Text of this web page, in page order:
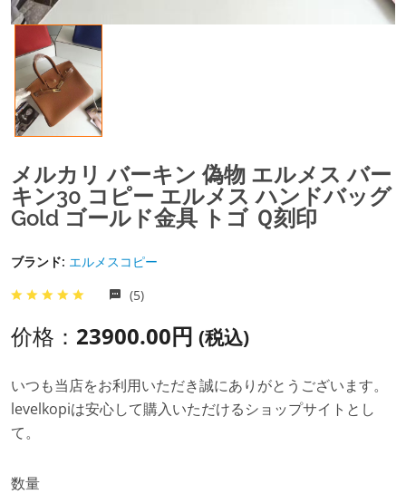
メルカリ バーキン 偽物 エルメス バー
キン30 コピー エルメス ハンドバッグ
Gold ゴールド金具 トゴ Ｑ刻印
ブランド: エルメスコピー
(5)
价格： 23900.00円 (税込)
いつも当店をお利用いただき誠にありがとうございます。
levelkopiは安心して購入いただけるショップサイトとし
て。
数量